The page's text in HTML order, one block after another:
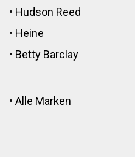
• Hudson Reed
• Heine
• Betty Barclay
• Alle Marken